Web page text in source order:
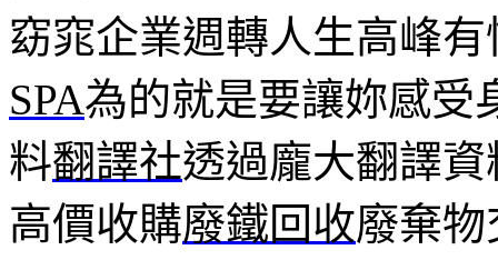
窈窕企業週轉人生高峰
SPA為的就是要讓妳感受
料翻譯社透過龐大翻譯
高價收購廢鐵回收廢棄